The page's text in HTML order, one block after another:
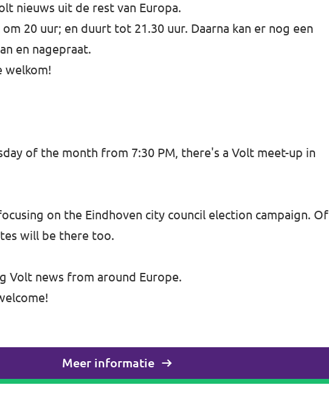
nieuws uit de rest van Europa.
20 uur; en duurt tot 21.30 uur. Daarna kan er nog een
en nagepraat.
welkom!
of the month from 7:30 PM, there's a Volt meet-up in
on the Eindhoven city council election campaign. Of
will be there too.
Volt news from around Europe.
Meer informatie